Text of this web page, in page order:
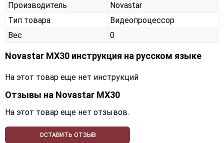
Производитель
Novastar
Тип товара
Видеопроцессор
Вес
0
Novastar MX30 инструкция на русском языке
На этот товар еще нет инструкций
Отзывы на Novastar MX30
На этот товар еще нет отзывов.
ОСТАВИТЬ ОТЗЫВ